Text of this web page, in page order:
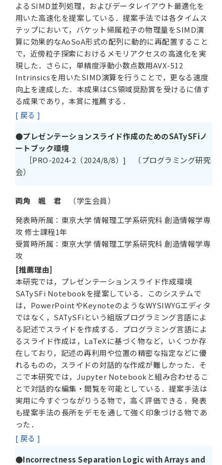
よるSIMD並列処理，およびデータレイアウト最適化を
用いた高速化を提案している．提案手法では各タイムス
テップにおいて，バケット帰属粒子の物理量をSIMD演
算に効果的なAoSoA形式の配列に動的に再配置すること
で，近傍粒子探索におけるメモリアクセスの高速化を実
現した．さらに，単精度浮動小数点数用AVX-512
Intrinsicsを用いたSIMD演算を行うことで，更なる速度
向上を達成した．本成果はCS領域奨励賞を受けるに値す
る成果であり，本賞に推薦する．
[ 戻る ]
●プレゼンテーションスライド作成のためのSATySFiノ
ートブック環境
［PRO-2024-2（2024/8/8）] （プログラミング研究
会）
両角 颯 君 （学生会員）
発表時所属：東京大学 情報理工学系研究科 創造情報学専
攻 修士課程1年
受賞時所属：東京大学 情報理工学系研究科 創造情報学専
攻
[推薦理由]
本研究では，プレゼンテーションスライド作成環境
SATySFi Notebookを提案している．このシステムで
は，PowerPointやKeynoteのようなWYSIWYGエディタ
ではなく，SATySFiという組版プログラミング言語によ
る記述でスライドを作成する．プログラミング言語によ
るスライド作成は，LaTeXに基づく物など，いくつか存
在しており，記述の再利用や位置の精密な指定などに優
れるものの，スライドの対話的な作成が難しかった．そ
こで本研究では，Jupyter Notebookと組み合わせるこ
とで対話的な編集・閲覧を可能としている．提案手法は
実用に今すぐつながりうる物で，高く評価できる．発表
も提案手法の長所をデモを通して強く印象づける物であ
った．
[ 戻る ]
●Incorrectness Separation Logic with Arrays and